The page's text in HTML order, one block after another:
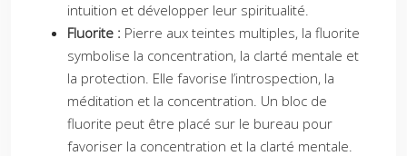
intuition et développer leur spiritualité.
Fluorite : Pierre aux teintes multiples, la fluorite
symbolise la concentration, la clarté mentale et
la protection. Elle favorise l’introspection, la
méditation et la concentration. Un bloc de
fluorite peut être placé sur le bureau pour
favoriser la concentration et la clarté mentale.